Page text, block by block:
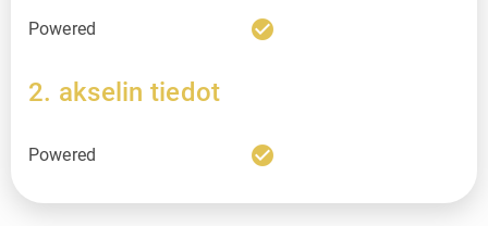
Powered check_circle
2. akselin tiedot
Powered check_circle